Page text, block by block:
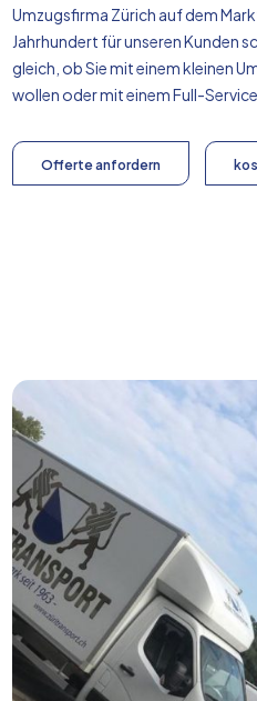
Umzugsfirma Zürich auf dem
Jahrhundert für unseren Kunden
gleich, ob Sie mit einem kleinen
wollen oder mit einem Full-
Offerte anfordern